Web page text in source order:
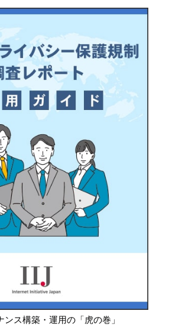
ス構築・運用の「虎の巻」